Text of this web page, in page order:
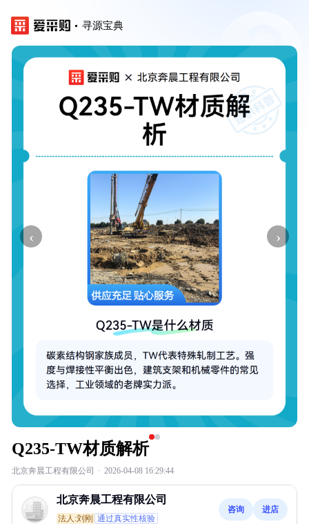
寻源宝典
‹ ›
Q235-TW材质解析
北京奔晨工程有限公司 · 2026-04-08 16:29:44
北京奔晨工程有限公司
法人:刘刚 通过真实性核验
咨询 进店